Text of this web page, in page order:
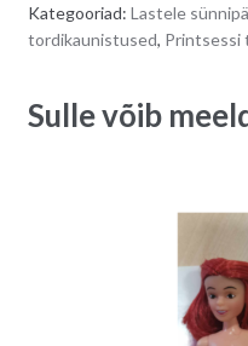
Kategooriad: Lastele
tordikaunistused, Printsessi
Sulle võib